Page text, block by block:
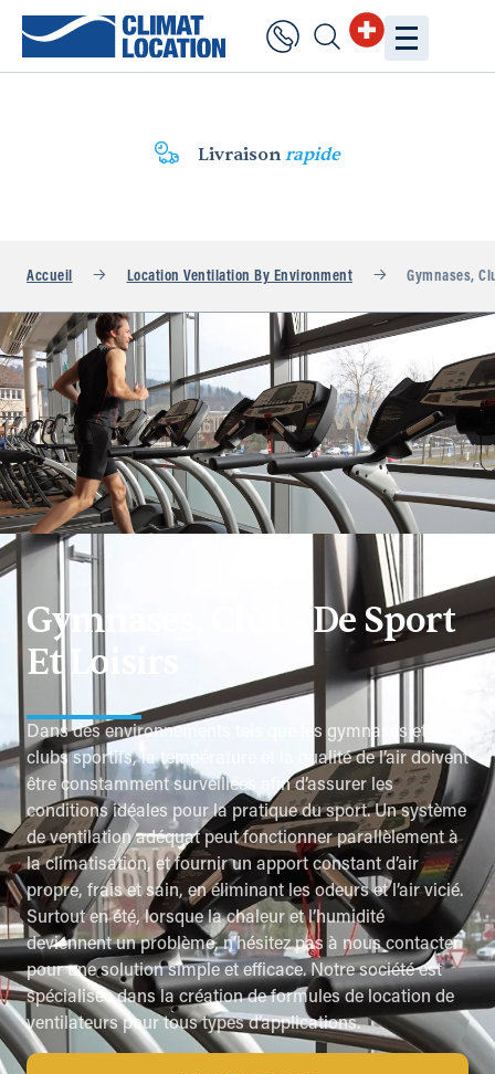
Livraisonrapide
Accueil Location Ventilation By Environment Gymnases,
Gymnases, Clubs De Sport
Et Loisirs
Dans des environnements tels que les gymnases et les
clubs sportifs, la température et la qualité de l’air doivent
être constamment surveillées afin d’assurer les
conditions idéales pour la pratique du sport. Un système
de ventilation adéquat peut fonctionner parallèlement à
la climatisation, et fournir un apport constant d’air
propre, frais et sain, en éliminant les odeurs et l’air vicié.
Surtout en été, lorsque la chaleur et l’humidité
deviennent un problème, n’hésitez pas à nous contacter
pour une solution simple et efficace. Notre société est
spécialisée dans la création de formules de location de
ventilateurs pour tous types d’applications.